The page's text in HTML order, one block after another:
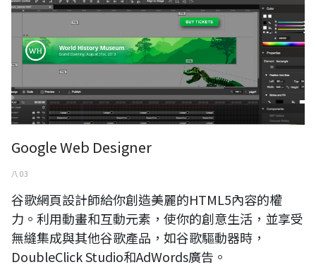
Google Web Designer
八 03
谷歌網頁設計師給你創造美麗的HTML5內容的權
力。利用動畫和互動元素，使你的創意生活，並享受
無縫集成與其他谷歌產品，如谷歌驅動器時，
DoubleClick Studio和AdWords廣告。